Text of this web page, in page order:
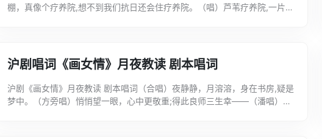
棚，真像个疗养院,想不到我们抗日还会住疗养院。（唱）芦苇疗养院,一片好
沪剧唱词《画女情》月夜教读 剧本唱词
沪剧《画女情》月夜教读 剧本唱词（合唱）夜静静，月溶溶，身在书房,疑是
梦中。（方旁唱）悄悄望一眼，心中更敬重;得此良师三生幸——（潘唱）她